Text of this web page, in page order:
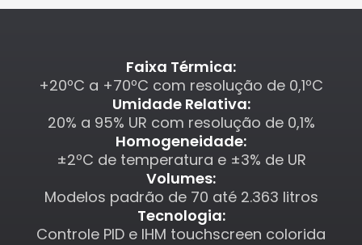
Faixa Térmica:
+20ºC a +70ºC com resolução de 0,1ºC
Umidade Relativa:
20% a 95% UR com resolução de 0,1%
Homogeneidade:
±2ºC de temperatura e ±3% de UR
Volumes:
Modelos padrão de 70 até 2.363 litros
Tecnologia:
Controle PID e IHM touchscreen colorida